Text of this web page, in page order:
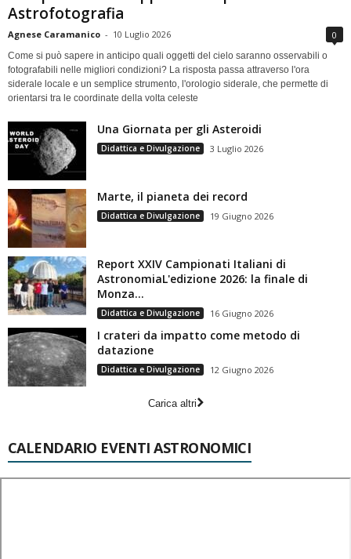
Astrofotografia
Agnese Caramanico - 10 Luglio 2026 0
Come si può sapere in anticipo quali oggetti del cielo saranno osservabili o
fotografabili nelle migliori condizioni? La risposta passa attraverso l'ora
siderale locale e un semplice strumento, l'orologio siderale, che permette di
orientarsi tra le coordinate della volta celeste
Una Giornata per gli Asteroidi
Didattica e Divulgazione 3 Luglio 2026
Marte, il pianeta dei record
Didattica e Divulgazione 19 Giugno 2026
Report XXIV Campionati Italiani di
AstronomiaL'edizione 2026: la finale di
Monza...
Didattica e Divulgazione 16 Giugno 2026
I crateri da impatto come metodo di
datazione
Didattica e Divulgazione 12 Giugno 2026
Carica altri
CALENDARIO EVENTI ASTRONOMICI